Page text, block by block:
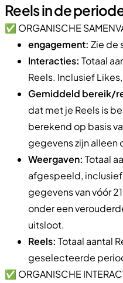
Reels in de
✅ ORGANISCHE
engagement: Zie de
Interacties: Totaal
Reels. Inclusief
Gemiddeld bereik/
dat met je Reels is
berekend op basis
gegevens zijn alleen
Weergaven: Totaal
afgespeeld,
gegevens van vóór
onder een
uitsloot.
Reels: Totaal aantal
geselecteerde
✅ ORGANISCHE